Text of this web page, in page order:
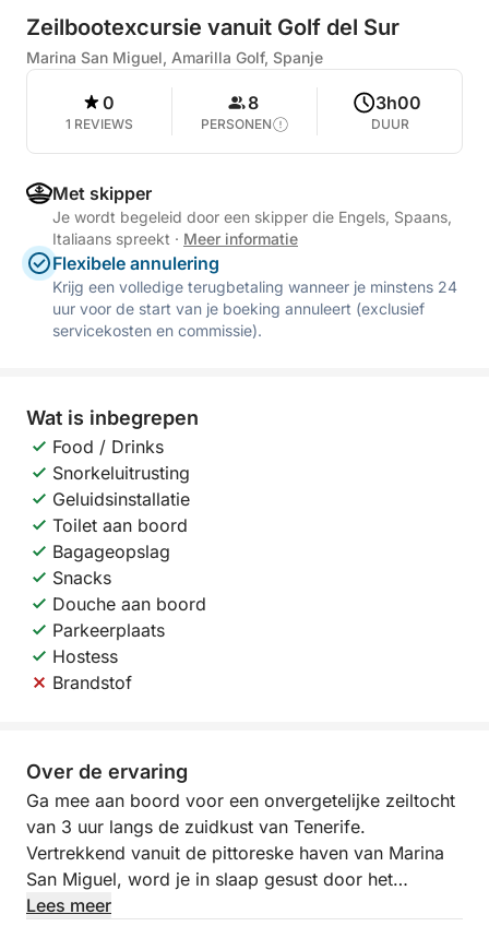
Zeilbootexcursie vanuit Golf del Sur
Marina San Miguel, Amarilla Golf, Spanje
0
1 REVIEWS
8
PERSONEN
3h00
DUUR
Met skipper
Je wordt begeleid door een skipper die Engels, Spaans,
Italiaans spreekt · Meer informatie
Flexibele annulering
Krijg een volledige terugbetaling wanneer je minstens 24
uur voor de start van je boeking annuleert (exclusief
servicekosten en commissie).
Wat is inbegrepen
Food / Drinks
Snorkeluitrusting
Geluidsinstallatie
Toilet aan boord
Bagageopslag
Snacks
Douche aan boord
Parkeerplaats
Hostess
Brandstof
Over de ervaring
Ga mee aan boord voor een onvergetelijke zeiltocht
van 3 uur langs de zuidkust van Tenerife.
Vertrekkend vanuit de pittoreske haven van Marina
San Miguel, word je in slaap gesust door het
kristalheldere water van de Atlantische Oceaan
Lees meer